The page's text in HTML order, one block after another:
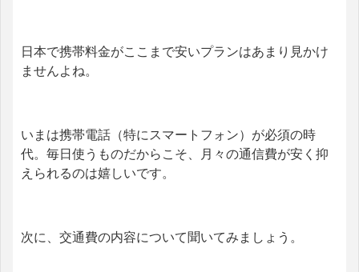
日本で携帯料金がここまで安いプランはあまり見かけ
ませんよね。
いまは携帯電話（特にスマートフォン）が必須の時
代。 毎日使うものだからこそ、月々の通信費が安く抑
えられるのは嬉しいです。
次に、交通費の内容について聞いてみましょう。